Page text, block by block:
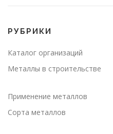
РУБРИКИ
Каталог организаций
Металлы в строительстве
Применение металлов
Сорта металлов